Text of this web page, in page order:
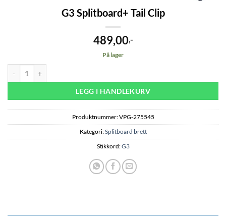
G3 Splitboard+ Tail Clip
489,00,-
På lager
LEGG I HANDLEKURV
Produktnummer:VPG-275545
Kategori:Splitboard brett
Stikkord:G3